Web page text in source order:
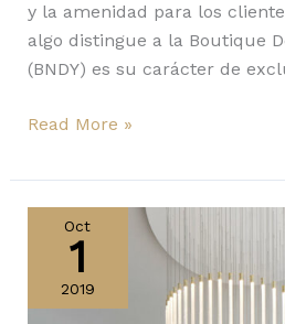
y la amenidad para los
algo distingue a la Boutique
(BNDY) es su carácter de
Read More »
Oct
1
2019
CUSTOM
MADE:
HOTEL
WILLEMSWERF,